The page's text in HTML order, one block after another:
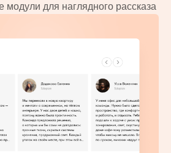
для наглядного рассказа